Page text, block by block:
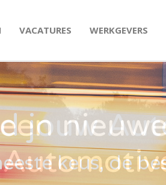
VACATURES WERKGEVERS
jouw
keus, de